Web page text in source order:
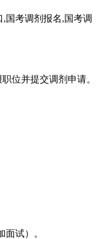
考调剂报名,国考调
位并提交调剂申请。
试）。